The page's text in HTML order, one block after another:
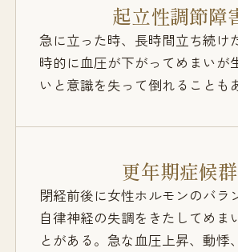
起立性調節障
急に立った時、長時間立ち続け
時的に血圧が下がってめまいが
いと意識を失って倒れることも
更年期症候群
閉経前後に女性ホルモンのバラ
自律神経の失調をきたしてめま
とがある。急な血圧上昇、動悸